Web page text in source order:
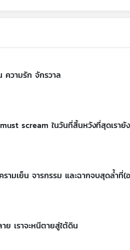
ความรัก จักรวาล
scream ในวันที่สิ้นหวังที่สุดเรา
ามเย็น จารกรรม และฉากจบสุดล้ำที่(อ
ย เราจะหนีตายสู่ใต้ดิน